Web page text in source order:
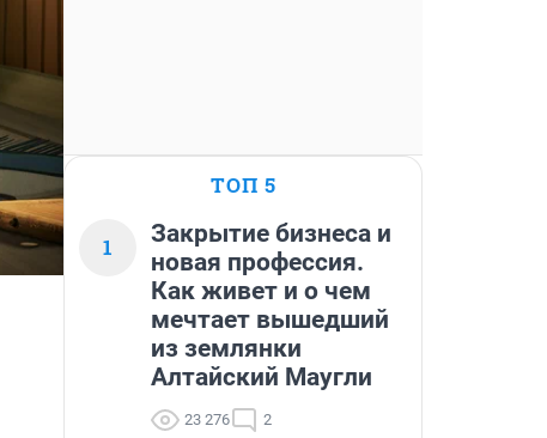
ТОП 5
1
Закрытие бизнеса и
новая профессия.
Как живет и о чем
мечтает вышедший
из землянки
Алтайский Маугли
23 276 2